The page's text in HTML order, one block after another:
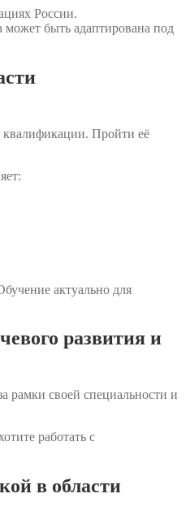
России.
может быть адаптирована под
квалификации. Пройти её
актуально для
развития и
рамки своей специальности и
работать с
в области